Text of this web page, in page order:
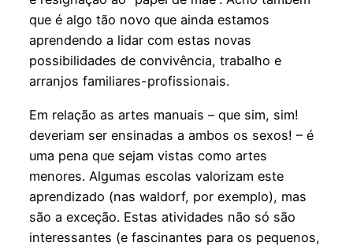
que é algo tão novo que ainda estamos
aprendendo a lidar com estas novas
possibilidades de convivência, trabalho e
arranjos familiares-profissionais.
Em relação as artes manuais – que sim, sim!
deveriam ser ensinadas a ambos os sexos! – é
uma pena que sejam vistas como artes
menores. Algumas escolas valorizam este
aprendizado (nas waldorf, por exemplo), mas
são a exceção. Estas atividades não só são
interessantes (e fascinantes para os pequenos,